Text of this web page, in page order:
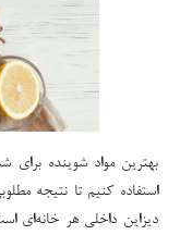
بهترین مواد شوینده
استفاده کنیم تا نتیجه
دیزاین داخلی هر خانه‌ای